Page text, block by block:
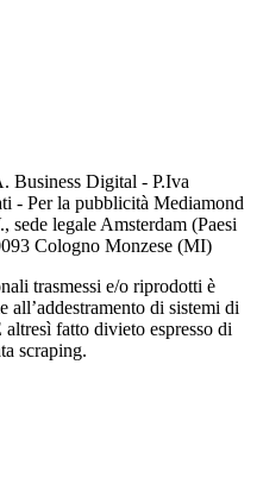
Business Digital - P.Iva
- Per la pubblicità Mediamond
legale Amsterdam (Paesi
Cologno Monzese (MI)
trasmessi e/o riprodotti è
di sistemi di
fatto divieto espresso di
scraping.